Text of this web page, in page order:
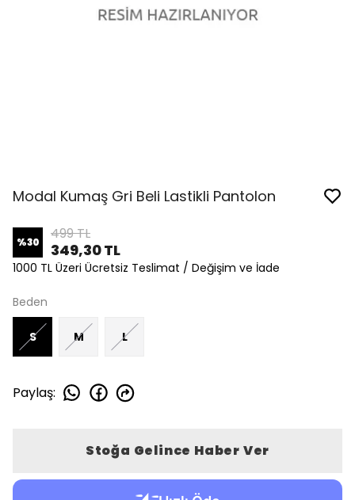
Modal Kumaş Gri Beli Lastikli Pantolon
%30 499 TL
349,30 TL
1000 TL Üzeri Ücretsiz Teslimat / Değişim ve İade
Beden
S M L
Paylaş:
Stoğa Gelince Haber Ver